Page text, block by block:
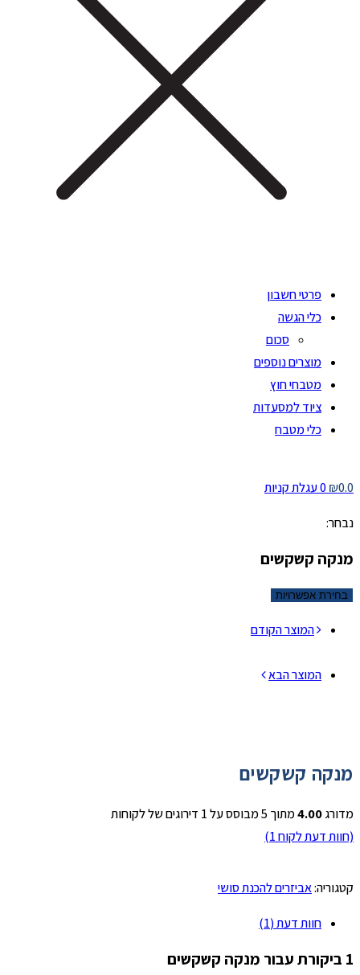
פרטי חשבון
כלי הגשה
סכום
מוצרים נוספים
מטבחי חוץ
ציוד למסעדות
כלי מטבח
₪0.0
0 עגלת קניות
נבחר:
מנקה קשקשים
בחירת אפשרויות
המוצר הקודם
המוצר הבא
מנקה קשקשים
מדורג4.00מתוך 5 מבוסס על 1דירוגים של לקוחות
(חוות דעת לקוח1
)
קטגוריה:אביזרים להכנת סושי
חוות דעת (1)
1 ביקורת עבור מנקה קשקשים